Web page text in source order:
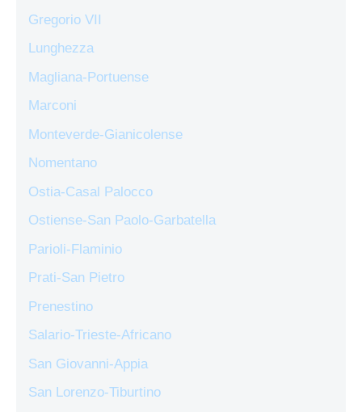
Gregorio VII
Lunghezza
Magliana-Portuense
Marconi
Monteverde-Gianicolense
Nomentano
Ostia-Casal Palocco
Ostiense-San Paolo-Garbatella
Parioli-Flaminio
Prati-San Pietro
Prenestino
Salario-Trieste-Africano
San Giovanni-Appia
San Lorenzo-Tiburtino